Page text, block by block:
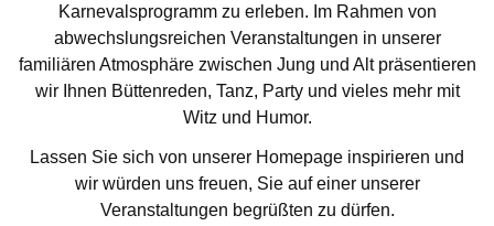
Karnevalsprogramm zu erleben. Im Rahmen von
abwechslungsreichen Veranstaltungen in unserer
familiären Atmosphäre zwischen Jung und Alt präsentieren
wir Ihnen Büttenreden, Tanz, Party und vieles mehr mit
Witz und Humor.
Lassen Sie sich von unserer Homepage inspirieren und
wir würden uns freuen, Sie auf einer unserer
Veranstaltungen begrüßten zu dürfen.